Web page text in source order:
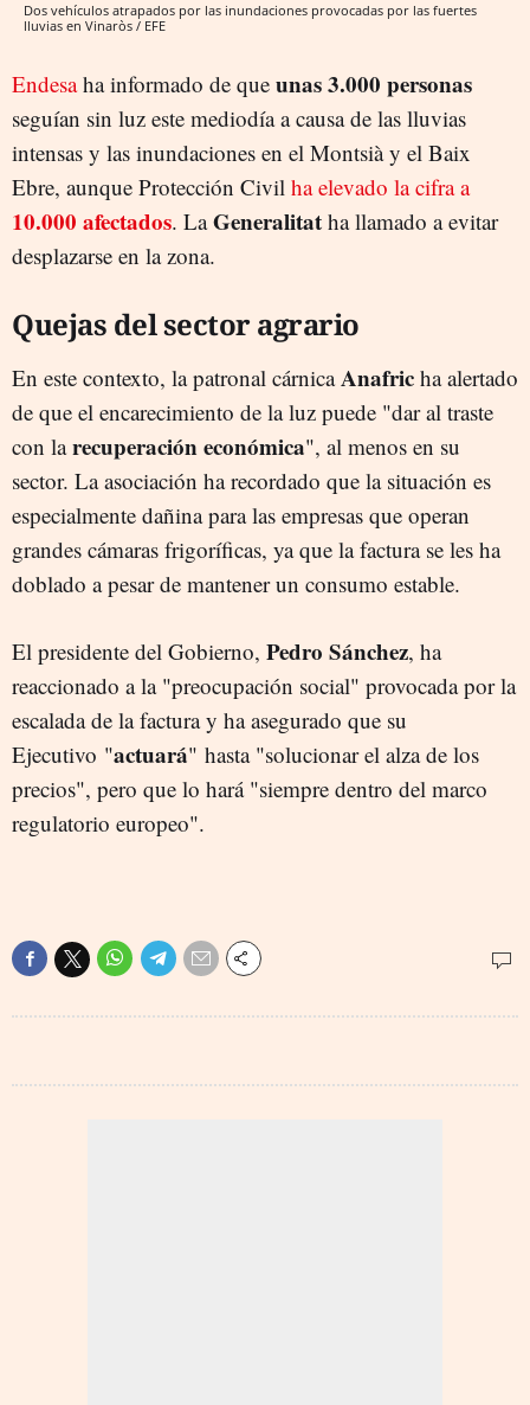
Dos vehículos atrapados por las inundaciones provocadas por las fuertes
lluvias en Vinaròs / EFE
Endesaha informado de que unas 3.000 personas
seguían sin luz este mediodía a causa de las lluvias
intensas y las inundaciones en el Montsià y el Baix
Ebre, aunque Protección Civil ha elevado la cifra a
10.000 afectados. LaGeneralitat ha llamado a evitar
desplazarse en la zona.
Quejas del sector agrario
En este contexto, la patronal cárnicaAnafric ha alertado
de que el encarecimiento de la luz puede "dar al traste
con larecuperación económica", al menos en su
sector. La asociación ha recordado que la situación es
especialmente dañina para las empresas que operan
grandes cámaras frigoríficas, ya que la factura se les ha
doblado a pesar de mantener un consumo estable.
El presidente del Gobierno, Pedro Sánchez, ha
reaccionado a la "preocupación social" provocada por la
escalada de la factura y ha asegurado que su
Ejecutivo "actuará" hasta "solucionar el alza de los
precios", pero que lo hará "siempre dentro del marco
regulatorio europeo".